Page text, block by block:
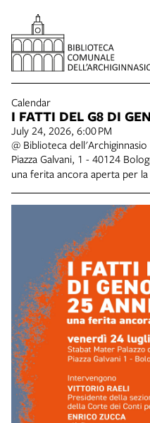
Calendar
I FATTI DEL G8 DI
July 24, 2026, 6:00 PM
@ Biblioteca
Piazza Galvani, 1 - 40124
una ferita ancora aperta per